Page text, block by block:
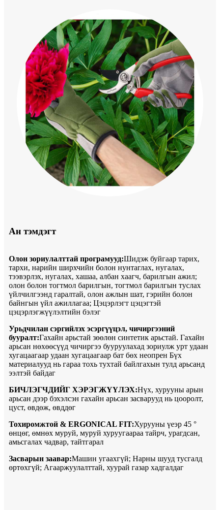
Ан тэмдэгт
Олон зориулалттай програмууд:Шидэж буйгаар тарих,
тархи, нарийн ширхчийн болон нунтаглах, нугалах,
тээвэрлэх, нугалах, хашаа, албан хаагч, барилгын ажил; ​​
олон болон тогтмол барилгын, тогтмол барилгын туслах
үйлчилгээнд гаралтай, олон ажлын шат, гэрийн болон
байнгын үйл ажиллагаа; Цэцэрлэгт цэцэгтэй
цэцэрлэгжүүлэлтийн бэлэг
Урьдчилан сэргийлэх эсэргүүцэл, чичиргээний
бууралт:Гахайн арьстай зөөлөн синтетик арьстай. Гахайн
арьсан нөхөөсүүд чичиргээ бууруулахад зориулж урт удаан
хугацаагаар удаан хугацаагаар бат бөх неопрен Бүх
материалууд нь гараа тохь тухтай байлгахын тулд арьсанд
ээлтэй байдаг
БИЧЛЭГЧДИЙГ ХЭРЭГЖҮҮЛЭХ:Нүх, хурууны арын
арьсан дээр бэхэлсэн гахайн арьсан засварууд нь цооролт,
цуст, өвдөж, өвддөг
Тохиромжтой & ERGONICAL FIT:Хурууны үеэр 45 °
өнцөг, өмнөх муруй, муруй хуруугаараа тайрч, урагдсан,
амьсгалах чадвар, тайтгарал
Засварын заавар:Машин угаахгүй; Нарны шууд тусгалд
өртөхгүй; Агааржуулалттай, хуурай газар хадгалдаг